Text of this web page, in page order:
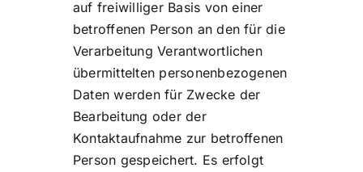
auf freiwilliger Basis von einer
betroffenen Person an den für die
Verarbeitung Verantwortlichen
übermittelten personenbezogenen
Daten werden für Zwecke der
Bearbeitung oder der
Kontaktaufnahme zur betroffenen
Person gespeichert. Es erfolgt